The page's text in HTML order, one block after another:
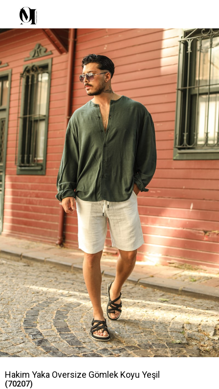
Hakim Yaka Oversize Gömlek Koyu Yeşil
(70207)